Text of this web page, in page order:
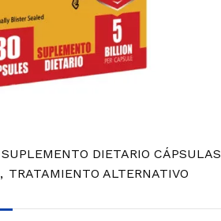
SUPLEMENTO DIETARIO CÁPSULAS
, TRATAMIENTO ALTERNATIVO